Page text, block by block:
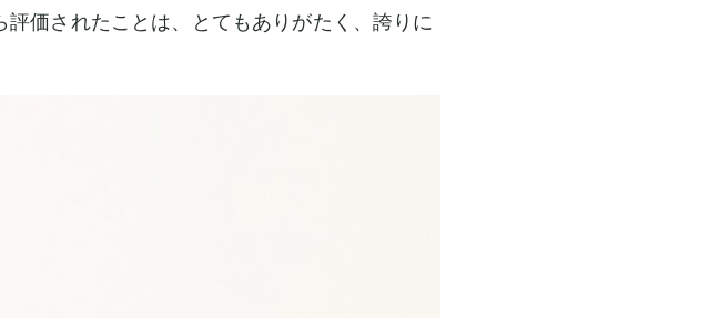
価されたことは、とてもありがたく、誇りに